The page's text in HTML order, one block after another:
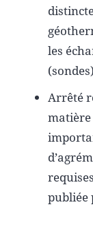
les
Arrêté
matière
publiée